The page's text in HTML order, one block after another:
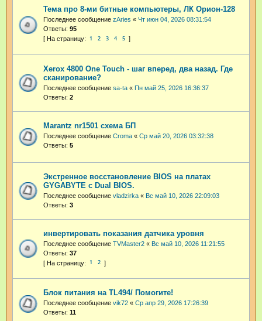
Тема про 8-ми битные компьютеры, ЛК Орион-128
Последнее сообщение zAries « Чт июн 04, 2026 08:31:54
Ответы: 95
1 2 3 4 5
Xerox 4800 One Touch - шаг вперед, два назад. Где
сканирование?
Последнее сообщение sa-ta « Пн май 25, 2026 16:36:37
Ответы: 2
Marantz nr1501 схема БП
Последнее сообщение Croma « Ср май 20, 2026 03:32:38
Ответы: 5
Экстренное восстановление BIOS на платах
GYGABYTE с Dual BIOS.
Последнее сообщение vladzirka « Вс май 10, 2026 22:09:03
Ответы: 3
инвертировать показания датчика уровня
Последнее сообщение TVMaster2 « Вс май 10, 2026 11:21:55
Ответы: 37
1 2
Блок питания на TL494/ Помогите!
Последнее сообщение vik72 « Ср апр 29, 2026 17:26:39
Ответы: 11